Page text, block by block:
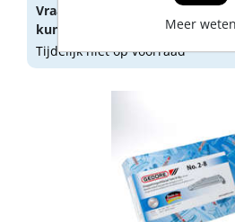
Vraag een
aan oflog in
kunnen zien.
Tijdelijk niet op voorraad
Meer weten